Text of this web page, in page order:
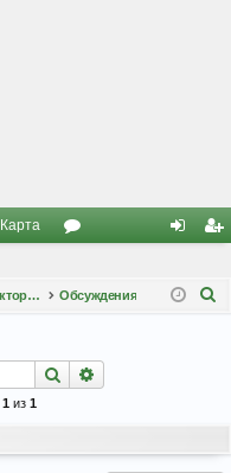
Карта
ум д ис
Конструкторский отдел Обсуждения
Поиск
1из 1